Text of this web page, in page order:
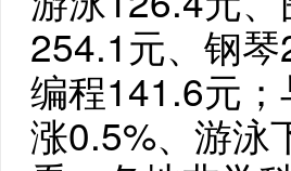
254.1元、钢
编程141.6元
涨0.5%、游泳